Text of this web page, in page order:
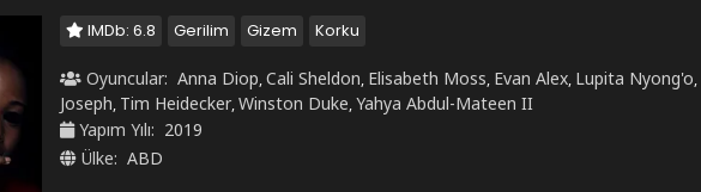
IMDb: 6.8 Gerilim Gizem Korku
Oyuncular: Anna Diop,Cali Sheldon, Elisabeth Moss, Evan Alex, Lupita Nyong'o,
Joseph, Tim Heidecker,Winston Duke,Yahya Abdul-Mateen II
Yapım Yılı: 2019
Ülke: ABD